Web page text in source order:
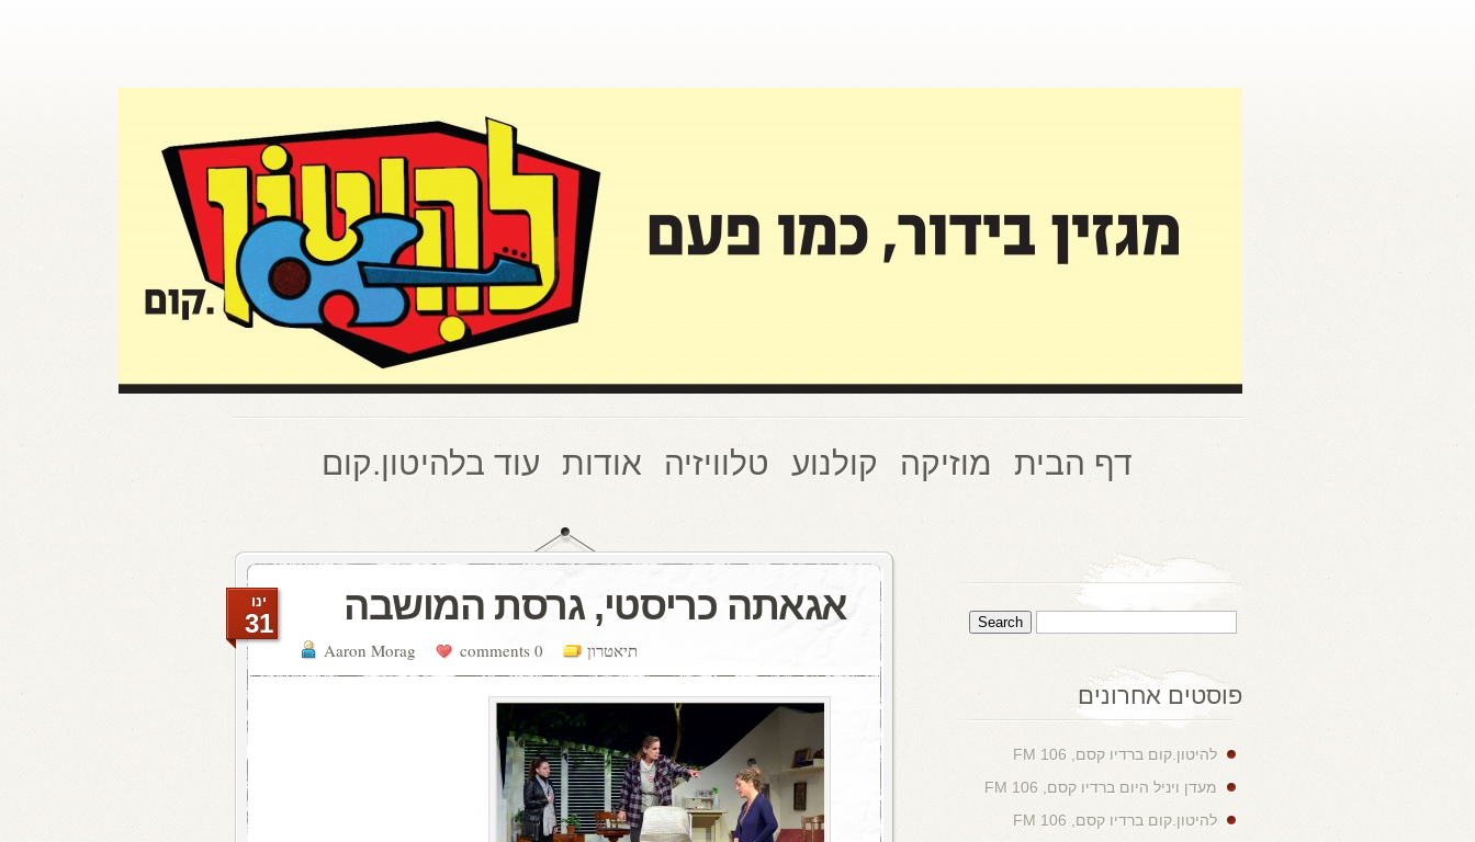
דף הבית מוזיקה קולנוע טלוויזיה אודות עוד בלהיטון.קום
אגאתה כריסטי, גרסת המושבה
Aaron Morag 0 comments תיאטרון
ינו
31
פוסטים אחרונים
להיטון.קום ברדיו קסם, 106 FM
מעדן ויניל היום ברדיו קסם, 106 FM
להיטון.קום ברדיו קסם, 106 FM